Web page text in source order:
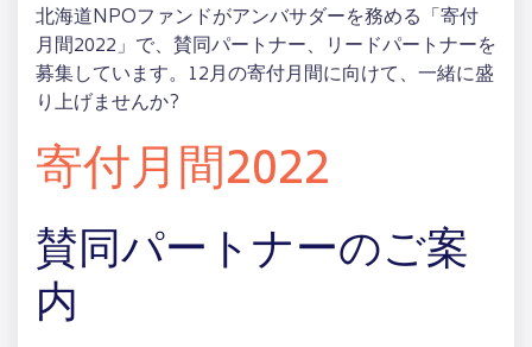
北海道NPOファンドがアンバサダーを務める「寄付
月間2022」で、賛同パートナー、リードパートナーを
募集しています。12月の寄付月間に向けて、一緒に盛
り上げませんか?
寄付月間2022
賛同パートナーのご案
内